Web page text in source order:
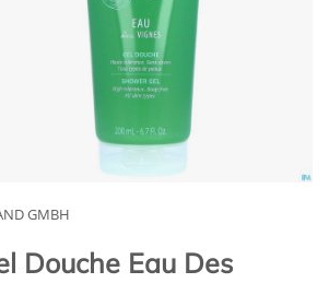
GMBH
Douche Eau Des